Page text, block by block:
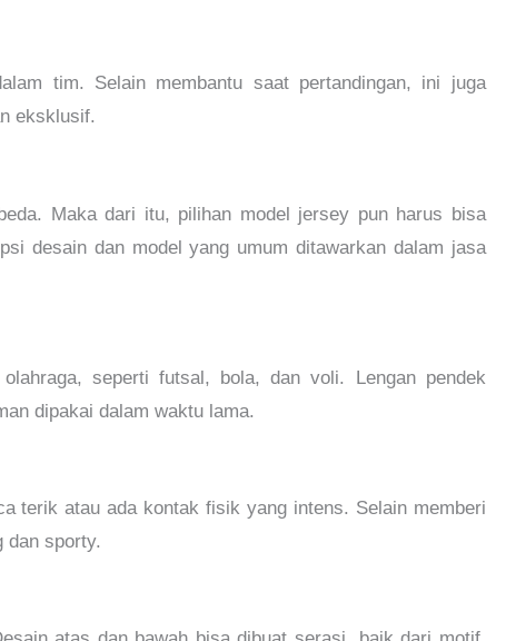
tim. Selain membantu saat pertandingan, ini juga
eksklusif.
Maka dari itu, pilihan model jersey pun harus bisa
desain dan model yang umum ditawarkan dalam jasa
seperti futsal, bola, dan voli. Lengan pendek
dipakai dalam waktu lama.
terik atau ada kontak fisik yang intens. Selain memberi
dan sporty.